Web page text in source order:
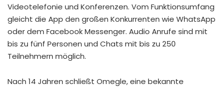
Videotelefonie und Konferenzen. Vom Funktionsumfang
gleicht die App den großen Konkurrenten wie WhatsApp
oder dem Facebook Messenger. Audio Anrufe sind mit
bis zu fünf Personen und Chats mit bis zu 250
Teilnehmern möglich.
Nach 14 Jahren schließt Omegle, eine bekannte